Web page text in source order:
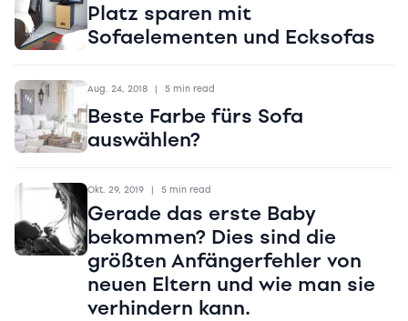
Platz sparen mit
Sofaelementen und Ecksofas
Aug. 24, 2018 | 5 min read
Beste Farbe fürs Sofa
auswählen?
Okt. 29, 2019 | 5 min read
Gerade das erste Baby
bekommen? Dies sind die
größten Anfängerfehler von
neuen Eltern und wie man sie
verhindern kann.